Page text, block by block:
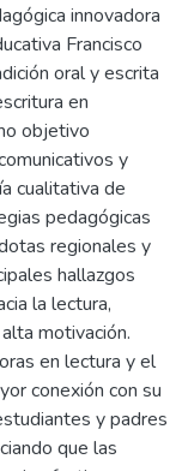
innovadora
Francisco
oral y escrita
en
objetivo
y
cualitativa de
pedagógicas
regionales y
hallazgos
la lectura,
motivación.
en lectura y el
conexión con su
y padres
que las